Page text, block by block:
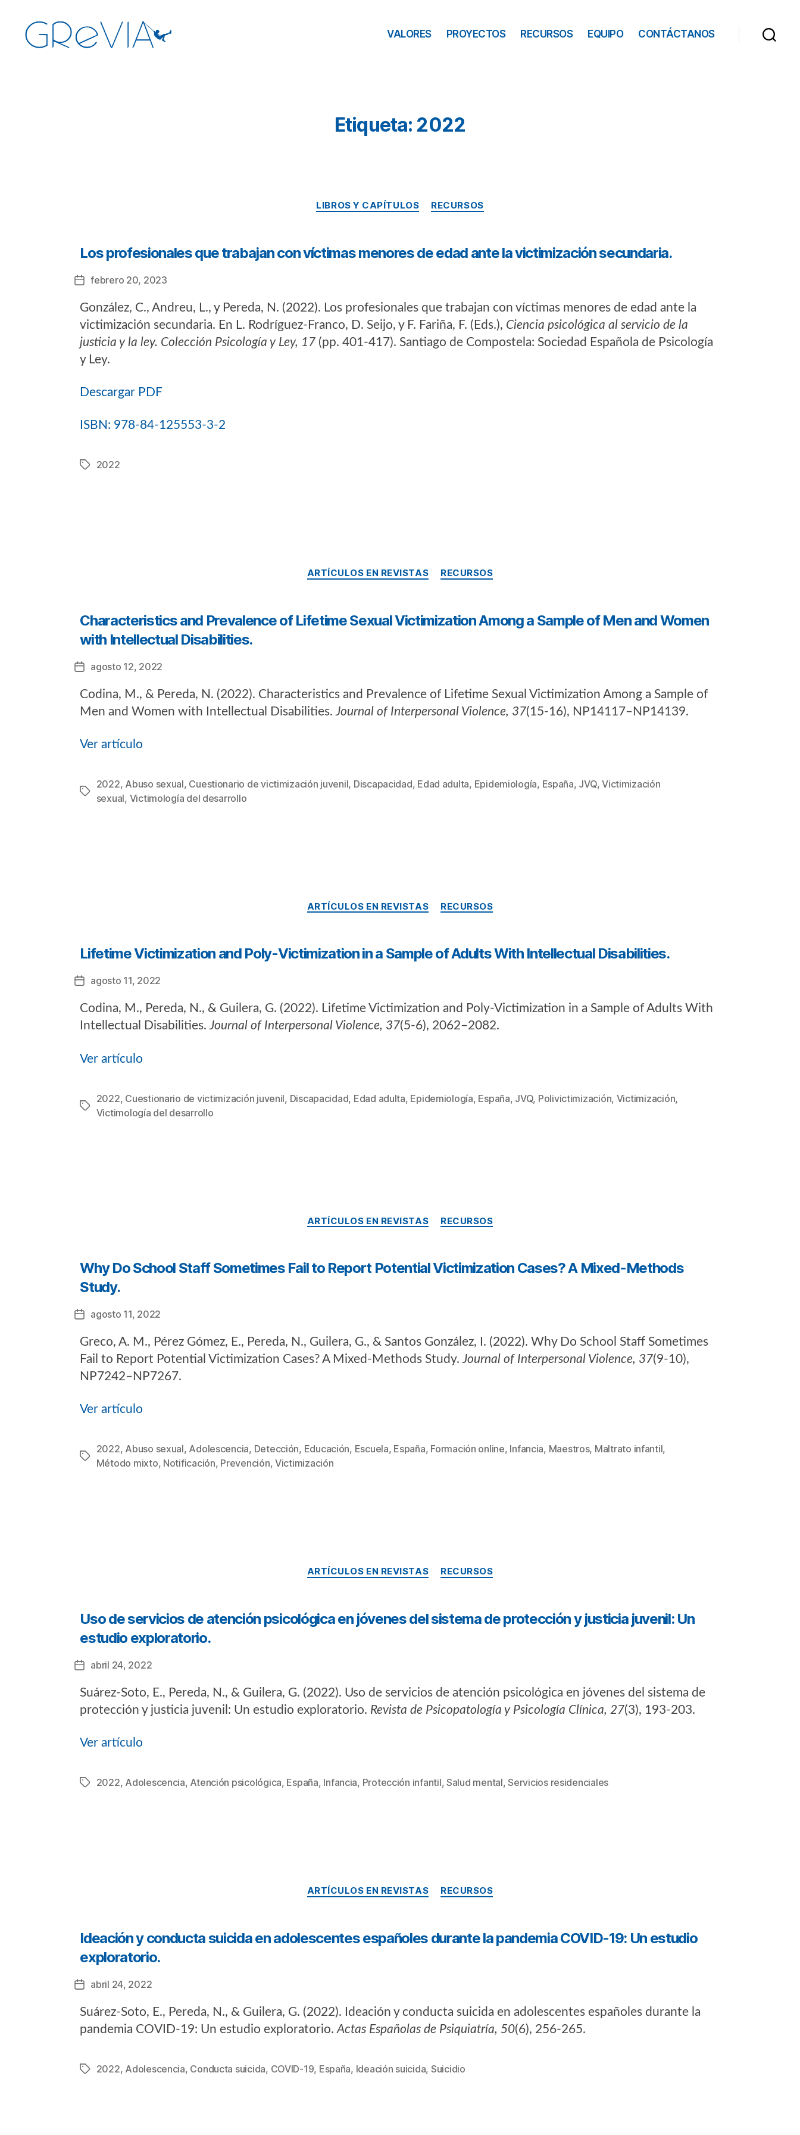
VALORES PROYECTOS RECURSOS EQUIPO CONTÁCTANOS
Etiqueta: 2022
LIBROS Y CAPÍTULOS RECURSOS
Los profesionales que trabajan con víctimas menores de edad ante la victimización secundaria.
Fecha
la
entrada
febrero 20, 2023
González, C., Andreu, L., y Pereda, N. (2022). Los profesionales que trabajan con víctimas menores de edad ante la
victimización secundaria. En L. Rodríguez-Franco, D. Seijo, y F. Fariña, F. (Eds.), Ciencia psicológica al servicio de la
justicia y la ley. Colección Psicología y Ley, 17 (pp. 401-417). Santiago de Compostela: Sociedad Española de Psicología
y Ley.
Descargar PDF
ISBN: 978-84-125553-3-2
Etiquetas
2022
ARTÍCULOS EN REVISTAS RECURSOS
Characteristics and Prevalence of Lifetime Sexual Victimization Among a Sample of Men and Women
with Intellectual Disabilities.
Fecha
la
entrada
agosto 12, 2022
Codina, M., & Pereda, N. (2022). Characteristics and Prevalence of Lifetime Sexual Victimization Among a Sample of
Men and Women with Intellectual Disabilities.Journal of Interpersonal Violence, 37(15-16), NP14117–NP14139.
Ver artículo
Etiquetas
2022, Abuso sexual, Cuestionario de victimización juvenil, Discapacidad, Edad adulta, Epidemiología, España, JVQ,Victimización
sexual, Victimología del desarrollo
ARTÍCULOS EN REVISTAS RECURSOS
Lifetime Victimization and Poly-Victimization in a Sample of Adults With Intellectual Disabilities.
Fecha
la
entrada
agosto 11, 2022
Codina, M., Pereda, N., & Guilera, G. (2022). Lifetime Victimization and Poly-Victimization in a Sample of Adults With
Intellectual Disabilities.Journal of Interpersonal Violence, 37(5-6), 2062–2082.
Ver artículo
Etiquetas
2022, Cuestionario de victimización juvenil, Discapacidad, Edad adulta, Epidemiología, España, JVQ, Polivictimización, Victimización,
Victimología del desarrollo
ARTÍCULOS EN REVISTAS RECURSOS
Why Do School Staff Sometimes Fail to Report Potential Victimization Cases? A Mixed-Methods
Study.
Fecha
la
entrada
agosto 11, 2022
Greco, A. M., Pérez Gómez, E., Pereda, N., Guilera, G., & Santos González, I. (2022). Why Do School Staff Sometimes
Fail to Report Potential Victimization Cases? A Mixed-Methods Study.Journal of Interpersonal Violence, 37(9-10),
NP7242–NP7267.
Ver artículo
Etiquetas
2022, Abuso sexual, Adolescencia, Detección, Educación, Escuela, España, Formación online, Infancia, Maestros, Maltrato infantil,
Método mixto, Notificación, Prevención, Victimización
ARTÍCULOS EN REVISTAS RECURSOS
Uso de servicios de atención psicológica en jóvenes del sistema de protección y justicia juvenil: Un
estudio exploratorio.
Fecha
la
entrada
abril 24, 2022
Suárez-Soto, E., Pereda, N., & Guilera, G. (2022). Uso de servicios de atención psicológica en jóvenes del sistema de
protección y justicia juvenil: Un estudio exploratorio. Revista de Psicopatología y Psicología Clínica, 27(3), 193-203.
Ver artículo
Etiquetas
2022, Adolescencia, Atención psicológica, España, Infancia, Protección infantil, Salud mental,Servicios residenciales
ARTÍCULOS EN REVISTAS RECURSOS
Ideación y conducta suicida en adolescentes españoles durante la pandemia COVID-19: Un estudio
exploratorio.
Fecha
la
entrada
abril 24, 2022
Suárez-Soto, E., Pereda, N., & Guilera, G. (2022). Ideación y conducta suicida en adolescentes españoles durante la
pandemia COVID-19: Un estudio exploratorio.Actas Españolas de Psiquiatría, 50(6), 256-265.
Etiquetas
2022, Adolescencia, Conducta suicida, COVID-19, España, Ideación suicida, Suicidio